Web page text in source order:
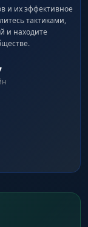
и их эффективное
тактиками,
и находите